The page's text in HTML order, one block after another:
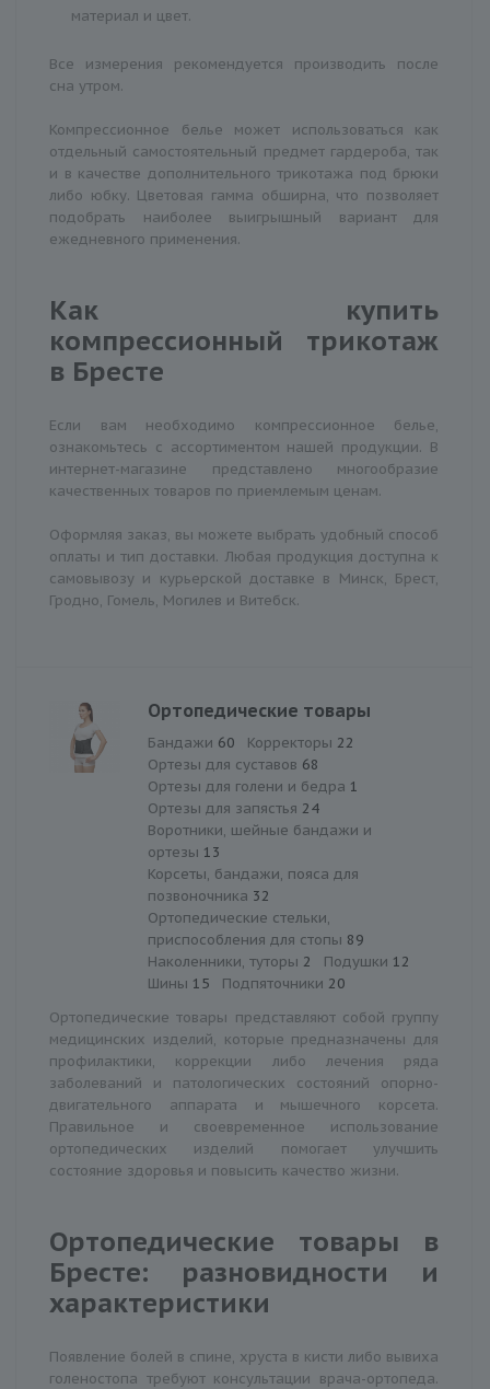
материал и цвет.
Все измерения рекомендуется производить после
сна утром.
Компрессионное белье может использоваться как
отдельный самостоятельный предмет гардероба, так
и в качестве дополнительного трикотажа под брюки
либо юбку. Цветовая гамма обширна, что позволяет
подобрать наиболее выигрышный вариант для
ежедневного применения.
Как купить
компрессионный трикотаж
в Бресте
Если вам необходимо компрессионное белье,
ознакомьтесь с ассортиментом нашей продукции. В
интернет-магазине представлено многообразие
качественных товаров по приемлемым ценам.
Оформляя заказ, вы можете выбрать удобный способ
оплаты и тип доставки. Любая продукция доступна к
самовывозу и курьерской доставке в Минск, Брест,
Гродно, Гомель, Могилев и Витебск.
Ортопедические товары
Бандажи 60 Корректоры 22
Ортезы для суставов 68
Ортезы для голени и бедра 1
Ортезы для запястья 24
Воротники, шейные бандажи и
ортезы 13
Корсеты, бандажи, пояса для
позвоночника 32
Ортопедические стельки,
приспособления для стопы 89
Наколенники, туторы 2 Подушки 12
Шины 15 Подпяточники 20
Ортопедические товары представляют собой группу
медицинских изделий, которые предназначены для
профилактики, коррекции либо лечения ряда
заболеваний и патологических состояний опорно-
двигательного аппарата и мышечного корсета.
Правильное и своевременное использование
ортопедических изделий помогает улучшить
состояние здоровья и повысить качество жизни.
Ортопедические товары в
Бресте: разновидности и
характеристики
Появление болей в спине, хруста в кисти либо вывиха
голеностопа требуют консультации врача-ортопеда.